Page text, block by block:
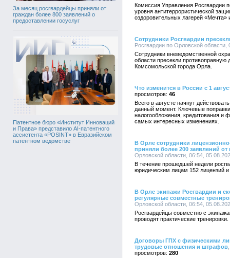
За месяц росгвардейцы приняли от
граждан более 800 заявлений о
предоставлении госуслуг
Патентное бюро «Институт Инноваций
и Права» представило AI-патентного
ассистента «POSINT» в Евразийском
патентном ведомстве
Комиссия Управления Росгвардии
уровня антитеррористической
оздоровительных лагерей «Мечта»
Сотрудники Росгвардии
Росгвардии по Орловской
Сотрудники вневедомственной
области пресекли противоправную
Комсомольской города Орла.
Что изменится в России с 1
46
Всего в августе начнут
данный момент. Ключевые
налогообложения, кредитования и
самых интересных изменениях.
В Орле сотрудники
приняли более 200 заявлений от
Орловской области, 06:54,
В течение прошедшей недели
юридическим лицам 152 лицензий
В Орле экипажи Росгвардии и
регулярные совместные
Орловской области, 06:54,
Росгвардейцы совместно с
проводят практические тренировки.
Договоры ГПХ с физическими
трудовые отношения и штрафов
280